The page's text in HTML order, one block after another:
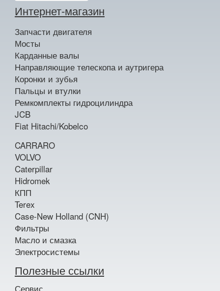
Интернет-магазин
Запчасти двигателя
Мосты
Карданные валы
Направляющие телескопа и аутригера
Коронки и зубья
Пальцы и втулки
Ремкомплекты гидроцилиндра
JCB
Fiat Hitachi/Kobelco
CARRARO
VOLVO
Caterpillar
Hidromek
КПП
Terex
Case-New Holland (CNH)
Фильтры
Масло и смазка
Электросистемы
Полезные ссылки
Сервис